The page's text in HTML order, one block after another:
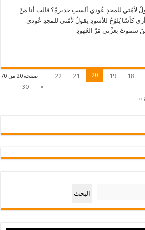
لأمّتي للمجدِ عُودي ألستِ جديرةً؟ قالت أنا مَنْ
كأسًا يُلوّحُ للأسودِ يقولُ لأمّتي للمجدِ عُودي
سموتُ بعزَّتي مَرَّ العُهودِ
صفحة 20 من 70 18
19
20
21
22
»
30
»
البحث